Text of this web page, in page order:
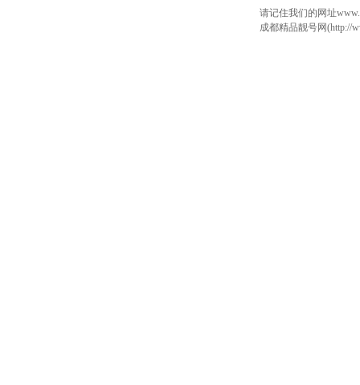
请记住我们的网址
成都精品靓号网(http://